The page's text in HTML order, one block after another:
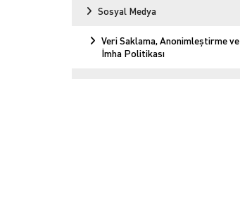
Sosyal Medya
Veri Saklama, Anonimleştirme ve
İmha Politikası